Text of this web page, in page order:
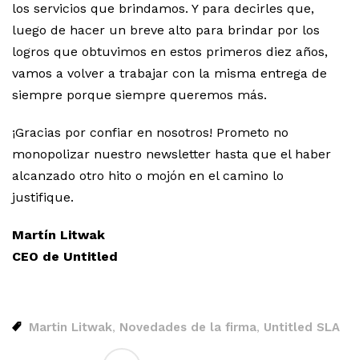
los servicios que brindamos. Y para decirles que,
luego de hacer un breve alto para brindar por los
logros que obtuvimos en estos primeros diez años,
vamos a volver a trabajar con la misma entrega de
siempre porque siempre queremos más.
¡Gracias por confiar en nosotros! Prometo no
monopolizar nuestro newsletter hasta que el haber
alcanzado otro hito o mojón en el camino lo
justifique.
Martín Litwak
CEO de Untitled
Martin Litwak, Novedades de la firma, Untitled SLA